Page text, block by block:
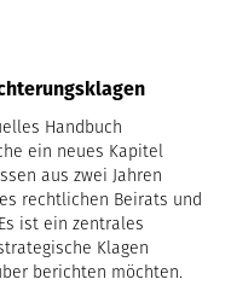
Handbuch
ein neues Kapitel
aus zwei Jahren
rechtlichen Beirats und
ist ein zentrales
Klagen
berichten möchten.